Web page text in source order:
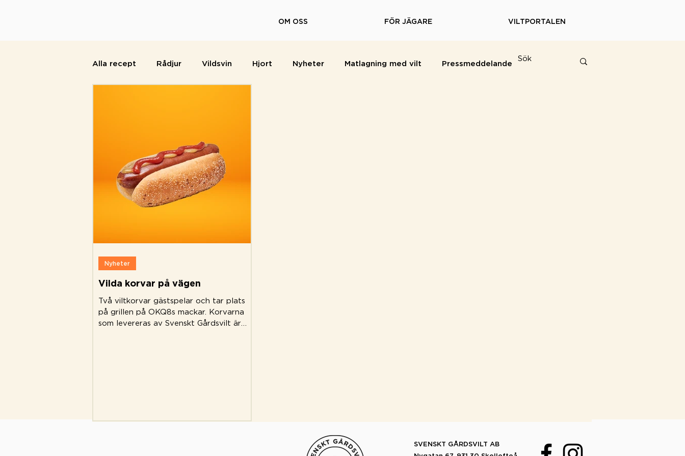
OM OSS FÖR JÄGARE VILTPORTALEN
Alla recept Rådjur Vildsvin Hjort Nyheter Matlagning med vilt Pressmeddelande
Vilda korvar på vägen
Två viltkorvar gästspelar och tar plats
på grillen på OKQ8s mackar. Korvarna
som levereras av Svenskt Gårdsvilt är
Nyheter
SVENSKT GÅRDSVILT AB